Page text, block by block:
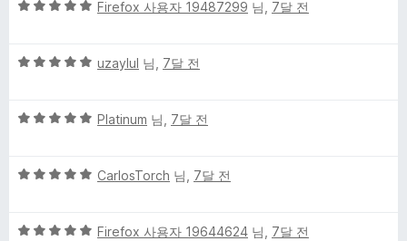
점
점
점
5
점
점
Firefox 사용자 19487299 님, 7달 전
5
점
점
uzaylul 님, 7달 전
5
점
점
Platinum 님, 7달 전
5
점
CarlosTorch 님, 7달 전
5
Firefox 사용자 19644624 님, 7달 전